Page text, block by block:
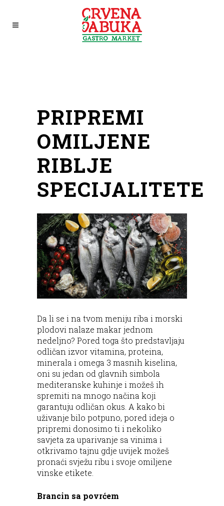
PRIPREMI
OMILJENE
RIBLJE
SPECIJALITETE
Da li se i na tvom meniju riba i morski
plodovi nalaze makar jednom
nedeljno? Pored toga što predstavljaju
odličan izvor vitamina, proteina,
minerala i omega 3 masnih kiselina,
oni su jedan od glavnih simbola
mediteranske kuhinje i možeš ih
spremiti na mnogo načina koji
garantuju odličan okus. A kako bi
uživanje bilo potpuno, pored ideja o
pripremi donosimo ti i nekoliko
savjeta za uparivanje sa vinima i
otkrivamo tajnu gdje uvijek možeš
pronaći svježu ribu i svoje omiljene
vinske etikete.
Brancin sa povrćem